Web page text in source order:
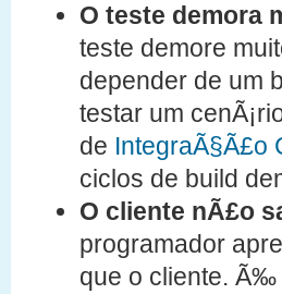
O teste demora
teste demore
depender de um
testar um
de IntegraÃ§Ã£o
ciclos de build
O cliente nÃ£o
programador
que o cliente. Ã‰